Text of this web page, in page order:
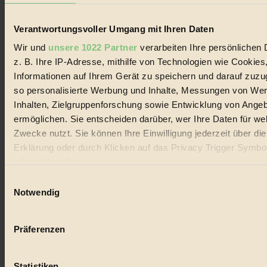
Verantwortungsvoller Umgang mit Ihren Daten
Wir und unsere 1022 Partner verarbeiten Ihre persönlichen
z. B. Ihre IP-Adresse, mithilfe von Technologien wie
Informationen auf Ihrem Gerät zu speichern und darauf
so personalisierte Werbung und Inhalte, Messungen von
Inhalten, Zielgruppenforschung sowie Entwicklung von
ermöglichen. Sie entscheiden darüber, wer Ihre Daten für
Zwecke nutzt. Sie können Ihre Einwilligung jederzeit über
Erklärung oder durch Klicken auf das Privacy Trigger
Wenn Sie es erlauben, würden wir auch gerne:
Ihr Gerät durch aktives Scannen nach bestimmten
Notwendig
Präferenzen
und Produkte, ein Leitfaden im schnell wachsenden Markt des
alternativer Energien.
Social Media
22.601 Fans auf Facebook
Folge uns auf Instagram
Themen